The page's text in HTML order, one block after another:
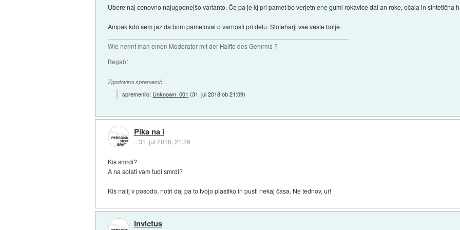
Ubere naj cenovno najugodnejšo varianto. Če pa je kj pri pamet bo verjetn ene gumi rokavice dal an roke, očala in sintetična
Ampak kdo sem jaz da bom pametoval o varnosti pri delu. Sloteharji vse veste bolje.
Wie nennt man einen Moderator mit der Hälfte des Gehirnis ?
Begabt
Zgodovina sprememb…
spremenilo: Unknown_001 (31. jul 2018 ob 21:09)
Pika na i
::31. jul 2018, 21:26
Kis smrdi?
A na solati vam tudi smrdi?
Kis nalij v posodo, notri daj pa to tvojo plastiko in pusti nekaj časa. Ne tednov, ur!
Invictus